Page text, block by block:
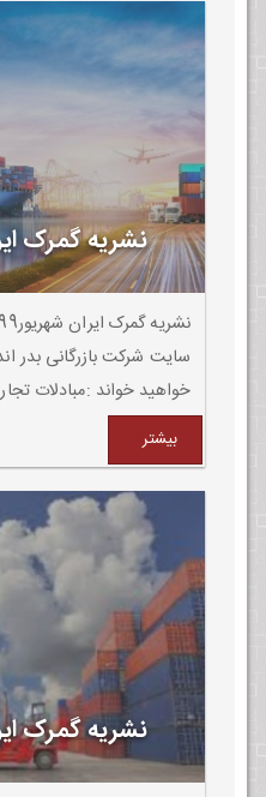
نشریه گمرک
سایت شرکت بازرگانی بدر
خواهید خواند :مبادلات
کشورهای خارجی به 6/24 میلیارد دلار رسید
بیشتر
نشریه گمرک